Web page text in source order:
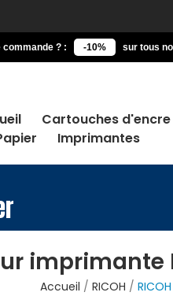
commande ? : -10% sur tous
Cartouches d'encre
Imprimantes
imprimante
Accueil RICOH